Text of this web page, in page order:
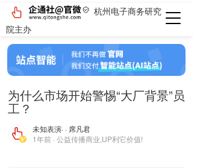
杭州电子商务研究
院主办
为什么市场开始警惕“大厂背景”员
工？
未知表演· · 席凡君
1年前 · 公益传播商业,UP利它价值!